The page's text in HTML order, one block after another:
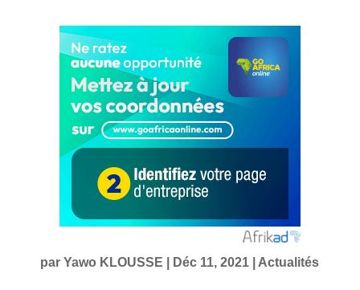
parYawo KLOUSSE Déc 11, 2021 Actualités